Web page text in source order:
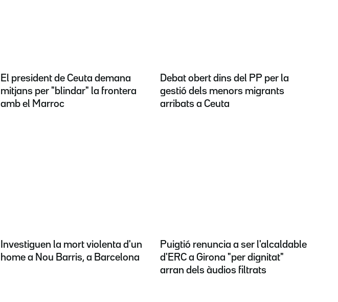
El president de Ceuta demana
mitjans per "blindar" la frontera
amb el Marroc
Debat obert dins del PP per la
gestió dels menors migrants
arribats a Ceuta
Investiguen la mort violenta d'un
home a Nou Barris, a Barcelona
Puigtió renuncia a ser l'alcaldable
d'ERC a Girona "per dignitat"
arran dels àudios filtrats